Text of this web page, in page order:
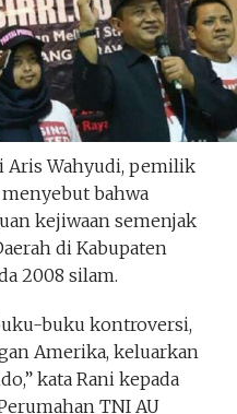
Aris Wahyudi, pemilik
bahwa
kejiwaan semenjak
di Kabupaten
2008 silam.
buku kontroversi,
Amerika, keluarkan
kata Rani kepada
TNI AU